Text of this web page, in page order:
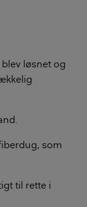
løsnet og
som
til rette i